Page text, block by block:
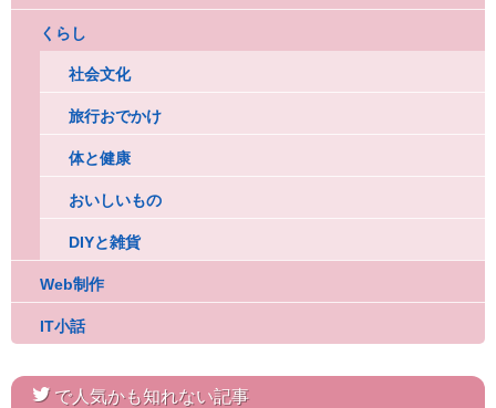
くらし
社会文化
旅行おでかけ
体と健康
おいしいもの
DIYと雑貨
Web制作
IT小話
twitterで人気かも知れない記事